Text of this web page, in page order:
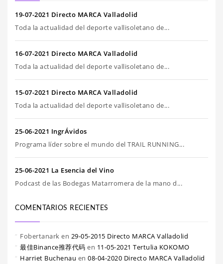
19-07-2021 Directo MARCA Valladolid
Toda la actualidad del deporte vallisoletano de...
16-07-2021 Directo MARCA Valladolid
Toda la actualidad del deporte vallisoletano de...
15-07-2021 Directo MARCA Valladolid
Toda la actualidad del deporte vallisoletano de...
25-06-2021 IngrÁvidos
Programa líder sobre el mundo del TRAIL RUNNING...
25-06-2021 La Esencia del Vino
Podcast de las Bodegas Matarromera de la mano d...
COMENTARIOS RECIENTES
Fobertanark en 29-05-2015 Directo MARCA Valladolid
最佳Binance推荐代码 en 11-05-2021 Tertulia KOKOMO
Harriet Buchenau en 08-04-2020 Directo MARCA Valladolid